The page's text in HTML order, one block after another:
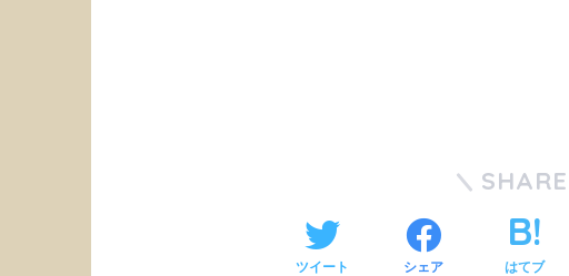
SHARE
ツイート シェア はてブ